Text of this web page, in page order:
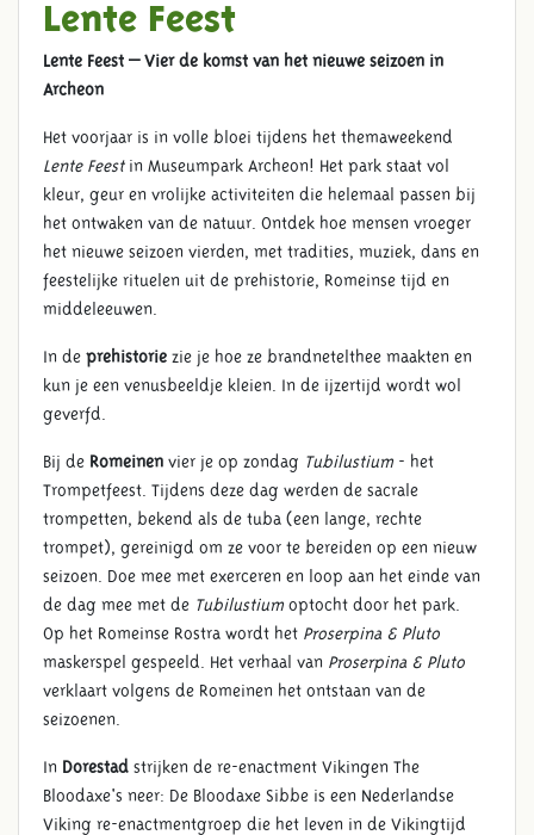
Lente Feest
Lente Feest – Vier de komst van het nieuwe seizoen in
Archeon
Het voorjaar is in volle bloei tijdens het themaweekend
Lente Feestin Museumpark Archeon! Het park staat vol
kleur, geur en vrolijke activiteiten die helemaal passen bij
het ontwaken van de natuur. Ontdek hoe mensen vroeger
het nieuwe seizoen vierden, met tradities, muziek, dans en
feestelijke rituelen uit de prehistorie, Romeinse tijd en
middeleeuwen.
In de prehistorie zie je hoe ze brandnetelthee maakten en
kun je een venusbeeldje kleien. In de ijzertijd wordt wol
geverfd.
Bij de Romeinen vier je op zondag Tubilustium - het
Trompetfeest. Tijdens deze dag werden de sacrale
trompetten, bekend als de tuba (een lange, rechte
trompet), gereinigd om ze voor te bereiden op een nieuw
seizoen. Doe mee met exerceren en loop aan het einde van
de dag mee met de Tubilustium optocht door het park.
Op het Romeinse Rostra wordt het Proserpina & Pluto
maskerspel gespeeld. Het verhaal van Proserpina & Pluto
verklaart volgens de Romeinen het ontstaan van de
seizoenen.
In Dorestad strijken de re-enactment Vikingen The
Bloodaxe's neer: De Bloodaxe Sibbe is een Nederlandse
Viking re-enactmentgroep die het leven in de Vikingtijd